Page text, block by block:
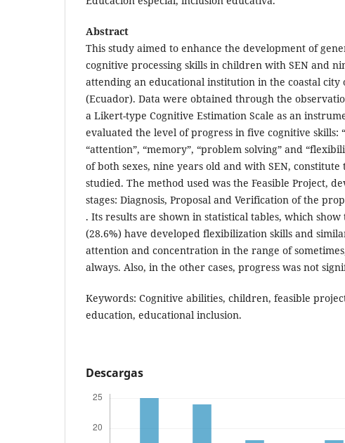
Abstract
This study aimed to enhance the development of
cognitive processing skills in children with SEN and
attending an educational institution in the coastal city
(Ecuador). Data were obtained through the
a Likert-type Cognitive Estimation Scale as an
evaluated the level of progress in five cognitive skills:
“attention”, “memory”, “problem solving” and
of both sexes, nine years old and with SEN, constitute
studied. The method used was the Feasible Project,
stages: Diagnosis, Proposal and Verification of the
. Its results are shown in statistical tables, which
(28.6%) have developed flexibilization skills and
attention and concentration in the range of
always. Also, in the other cases, progress was not
Keywords: Cognitive abilities, children, feasible
education, educational inclusion.
Descargas